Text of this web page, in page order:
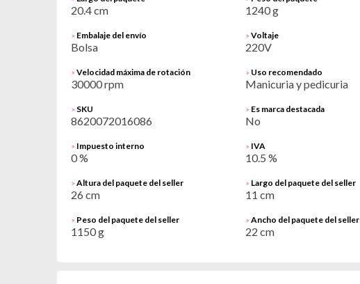
20.4 cm 1240 g
> Embalaje del envío
Bolsa
> Voltaje
220V
> Velocidad máxima de rotación
30000 rpm
> Uso recomendado
Manicuria y pedicuria
> SKU
8620072016086
> Es marca destacada
No
> Impuesto interno
0 %
> IVA
10.5 %
> Altura del paquete del seller
26 cm
> Largo del paquete del seller
11 cm
> Peso del paquete del seller
1150 g
> Ancho del paquete del seller
22 cm